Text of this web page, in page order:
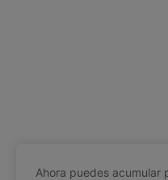
Ahora puedes acumular